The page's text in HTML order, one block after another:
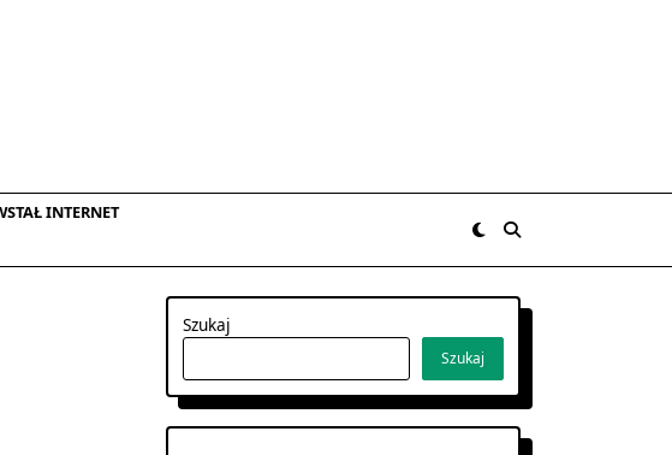
INTERNET
Szukaj
Szukaj